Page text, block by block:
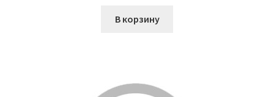
В корзину